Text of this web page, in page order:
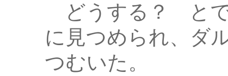
どうする？ とで
に見つめられ、ダ
つむいた。